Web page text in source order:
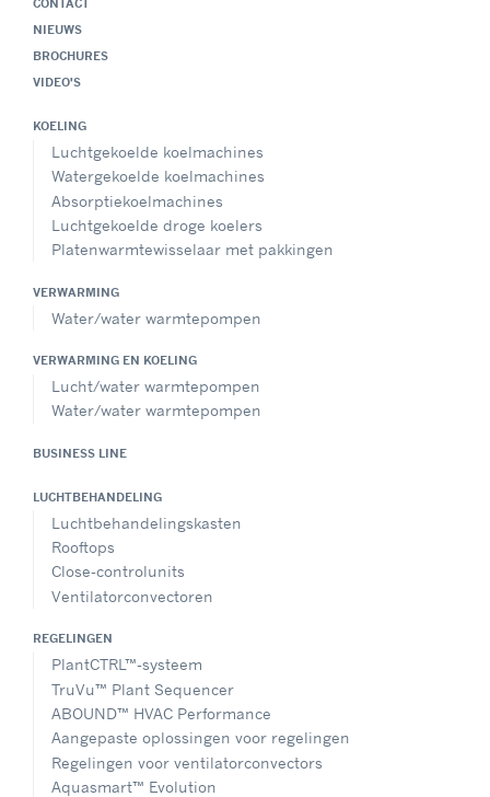
CONTACT
NIEUWS
BROCHURES
VIDEO'S
KOELING
Luchtgekoelde koelmachines
Watergekoelde koelmachines
Absorptiekoelmachines
Luchtgekoelde droge koelers
Platenwarmtewisselaar met pakkingen
VERWARMING
Water/water warmtepompen
VERWARMING EN KOELING
Lucht/water warmtepompen
Water/water warmtepompen
BUSINESS LINE
LUCHTBEHANDELING
Luchtbehandelingskasten
Rooftops
Close-controlunits
Ventilatorconvectoren
REGELINGEN
PlantCTRL™-systeem
TruVu™ Plant Sequencer
ABOUND™ HVAC Performance
Aangepaste oplossingen voor regelingen
Regelingen voor ventilatorconvectors
Aquasmart™ Evolution